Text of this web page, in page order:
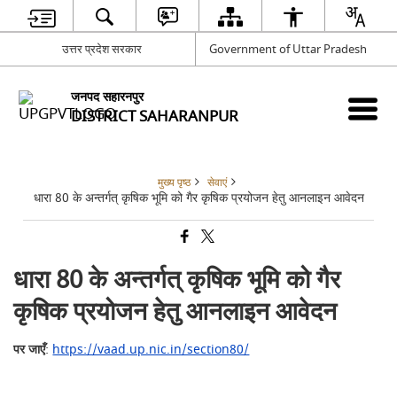
उत्तर प्रदेश सरकार Government of Uttar Pradesh
जनपद सहारनपुर
DISTRICT SAHARANPUR
मुख्य पृष्ठ सेवाएं
धारा 80 के अन्तर्गत् कृषिक भूमि को गैर कृषिक प्रयोजन हेतु आनलाइन आवेदन
धारा 80 के अन्तर्गत् कृषिक भूमि को गैर
कृषिक प्रयोजन हेतु आनलाइन आवेदन
पर जाएँ: https://vaad.up.nic.in/section80/